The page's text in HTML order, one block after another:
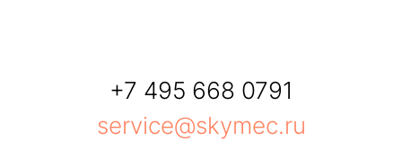
+7 495 668 0791
service@skymec.ru